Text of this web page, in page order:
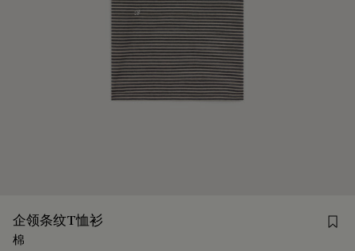
企领条纹T恤衫
棉